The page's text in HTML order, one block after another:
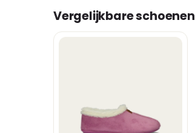
Vergelijkbare schoenen